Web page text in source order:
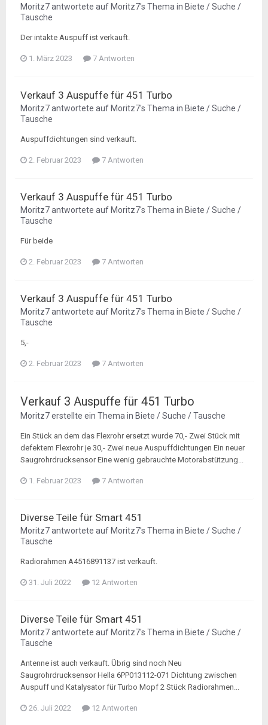
Moritz7antwortete auf Moritz7's Thema in Biete / Suche /
Tausche
Der intakte Auspuff ist verkauft.
1. März 2023 7 Antworten
Verkauf 3 Auspuffe für 451 Turbo
Moritz7antwortete auf Moritz7's Thema in Biete / Suche /
Tausche
Auspuffdichtungen sind verkauft.
2. Februar 2023 7 Antworten
Verkauf 3 Auspuffe für 451 Turbo
Moritz7antwortete auf Moritz7's Thema in Biete / Suche /
Tausche
Für beide
2. Februar 2023 7 Antworten
Verkauf 3 Auspuffe für 451 Turbo
Moritz7antwortete auf Moritz7's Thema in Biete / Suche /
Tausche
5,-
2. Februar 2023 7 Antworten
Verkauf 3 Auspuffe für 451 Turbo
Moritz7erstellte ein Thema in Biete / Suche / Tausche
Ein Stück an dem das Flexrohr ersetzt wurde 70,- Zwei Stück mit
defektem Flexrohr je 30,- Zwei neue Auspuffdichtungen Ein neuer
Saugrohrdrucksensor Eine wenig gebrauchte Motorabstützung...
1. Februar 2023 7 Antworten
Diverse Teile für Smart 451
Moritz7antwortete auf Moritz7's Thema in Biete / Suche /
Tausche
Radiorahmen A4516891137 ist verkauft.
31. Juli 2022 12 Antworten
Diverse Teile für Smart 451
Moritz7antwortete auf Moritz7's Thema in Biete / Suche /
Tausche
Antenne ist auch verkauft. Übrig sind noch Neu
Saugrohrdrucksensor Hella 6PP013112-071 Dichtung zwischen
Auspuff und Katalysator für Turbo Mopf 2 Stück Radiorahmen...
26. Juli 2022 12 Antworten